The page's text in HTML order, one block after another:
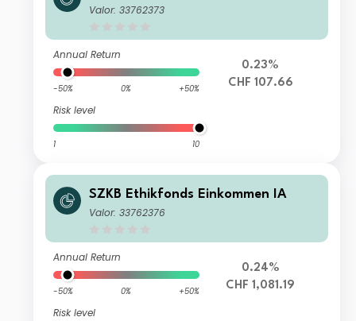
Valor: 33762373
Annual Return
-50% 0% +50%
Risk level
1 10
0.23%
CHF 107.66
SZKB Ethikfonds Einkommen IA
Valor: 33762376
Annual Return
-50% 0% +50%
Risk level
0.24%
CHF 1,081.19